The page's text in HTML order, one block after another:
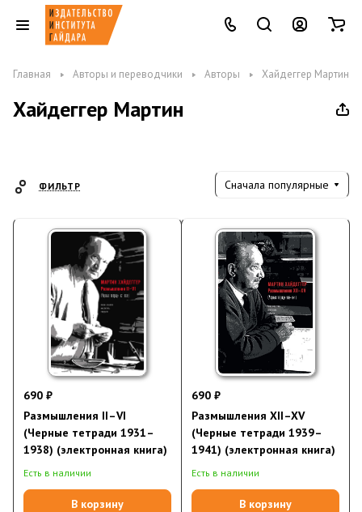
Главная Авторы и переводчики Авторы Хайдеггер Мартин
Хайдеггер Мартин
ФИЛЬТР Сначала популярные
690 ₽
Размышления II–VI
(Черные тетради 1931–
1938) (электронная книга)
Есть в наличии
В корзину
690 ₽
Размышления XII–XV
(Черные тетради 1939–
1941) (электронная книга)
Есть в наличии
В корзину